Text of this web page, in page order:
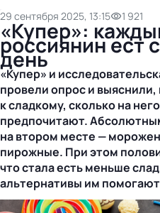
29 сентября 2025, 13:15 1 921
«Купер»:
россиянин ест
день
«Купер» и
провели опрос и выяснили,
к сладкому, сколько на
предпочитают.
на втором месте —
пирожные. При этом
что стала есть меньше
альтернативы им